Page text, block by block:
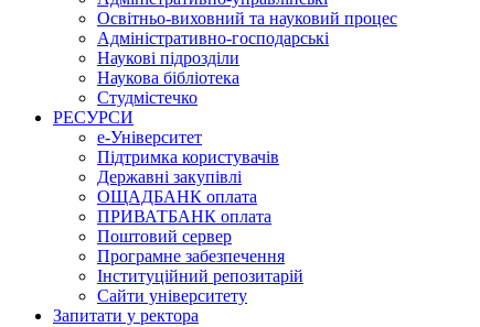
Освітньо-виховний та науковий процес
Адміністративно-господарські
Наукові підрозділи
Наукова бібліотека
Студмістечко
РЕСУРСИ
е-Університет
Підтримка користувачів
Державні закупівлі
ОЩАДБАНК оплата
ПРИВАТБАНК оплата
Поштовий сервер
Програмне забезпечення
Інституційний репозитарій
Сайти університету
Запитати у ректора